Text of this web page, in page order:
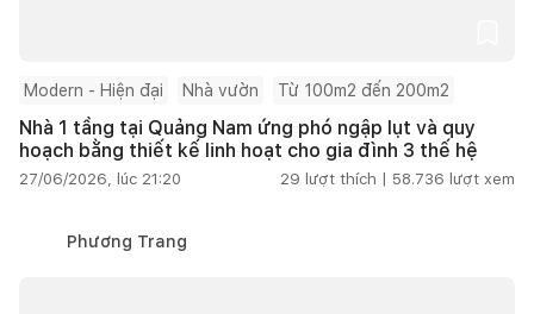
Modern - Hiện đại Nhà vườn Từ 100m2 đến 200m2
Nhà 1 tầng tại Quảng Nam ứng phó ngập lụt và quy
hoạch bằng thiết kế linh hoạt cho gia đình 3 thế hệ
27/06/2026, lúc 21:20 29 lượt thích | 58.736 lượt xem
Phương Trang